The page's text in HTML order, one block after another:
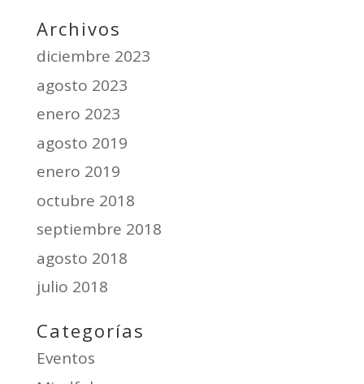
Archivos
diciembre 2023
agosto 2023
enero 2023
agosto 2019
enero 2019
octubre 2018
septiembre 2018
agosto 2018
julio 2018
Categorías
Eventos